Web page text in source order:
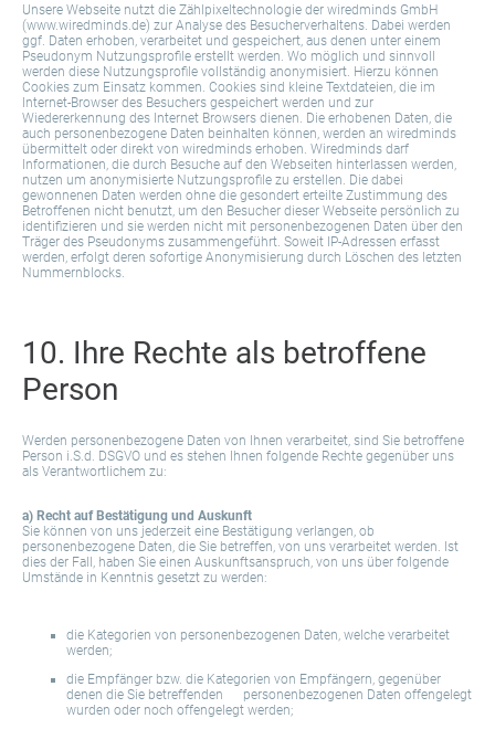
Unsere Webseite nutzt die Zählpixeltechnologie der wiredminds GmbH
(www.wiredminds.de) zur Analyse des Besucherverhaltens. Dabei werden
ggf. Daten erhoben, verarbeitet und gespeichert, aus denen unter einem
Pseudonym Nutzungsprofile erstellt werden. Wo möglich und sinnvoll
werden diese Nutzungsprofile vollständig anonymisiert. Hierzu können
Cookies zum Einsatz kommen. Cookies sind kleine Textdateien, die im
Internet-Browser des Besuchers gespeichert werden und zur
Wiedererkennung des Internet Browsers dienen. Die erhobenen Daten, die
auch personenbezogene Daten beinhalten können, werden an wiredminds
übermittelt oder direkt von wiredminds erhoben. Wiredminds darf
Informationen, die durch Besuche auf den Webseiten hinterlassen werden,
nutzen um anonymisierte Nutzungsprofile zu erstellen. Die dabei
gewonnenen Daten werden ohne die gesondert erteilte Zustimmung des
Betroffenen nicht benutzt, um den Besucher dieser Webseite persönlich zu
identifizieren und sie werden nicht mit personenbezogenen Daten über den
Träger des Pseudonyms zusammengeführt. Soweit IP-Adressen erfasst
werden, erfolgt deren sofortige Anonymisierung durch Löschen des letzten
Nummernblocks.
10. Ihre Rechte als betroffene
Person
Werden personenbezogene Daten von Ihnen verarbeitet, sind Sie betroffene
Person i.S.d. DSGVO und es stehen Ihnen folgende Rechte gegenüber uns
als Verantwortlichem zu:
a) Recht auf Bestätigung und Auskunft
Sie können von uns jederzeit eine Bestätigung verlangen, ob
personenbezogene Daten, die Sie betreffen, von uns verarbeitet werden. Ist
dies der Fall, haben Sie einen Auskunftsanspruch, von uns über folgende
Umstände in Kenntnis gesetzt zu werden:
die Kategorien von personenbezogenen Daten, welche verarbeitet
werden;
die Empfänger bzw. die Kategorien von Empfängern, gegenüber
denen die Sie betreffenden personenbezogenen Daten offengelegt
wurden oder noch offengelegt werden;